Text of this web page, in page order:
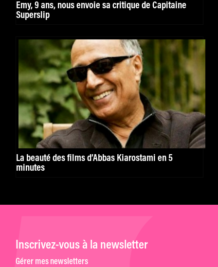
Emy, 9 ans, nous envoie sa critique de Capitaine
Superslip
La beauté des films d’Abbas Kiarostami en 5
minutes
Inscrivez-vous à la newsletter
Gérer mes newsletters